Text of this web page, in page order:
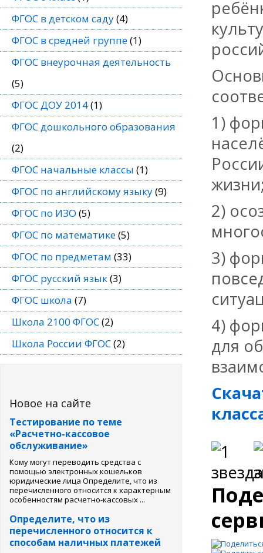
1)
2)
3)
4)
для
ФГОС в детском саду(4)
ФГОС в средней группе(1)
ФГОС внеурочная деятельность
(5)
ФГОС ДОУ 2014(1)
ФГОС дошкольного образования
(2)
ФГОС начальные классы (1)
ФГОС по английскому языку(9)
ФГОС по ИЗО (5)
ФГОС по математике(5)
ФГОС по предметам (33)
ФГОС русский язык(3)
ФГОС школа (7)
Школа 2100 ФГОС(2)
Школа России ФГОС(2)
Новое на сайте
Тестирование по теме
«Расчетно-кассовое
обслуживание»
Кому могут переводить средства с
помощью электронных кошельков
юридические лица Определите, что из
перечисленного относится к характерным
особенностям расчетно-кассовых ...
Определите, что из
перечисленного относится к
способам наличных платежей